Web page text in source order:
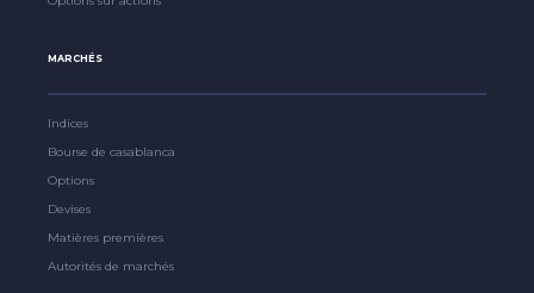
MARCHÉS
Indices
Bourse de casablanca
Options
Devises
Matières premières
Autorités de marchés